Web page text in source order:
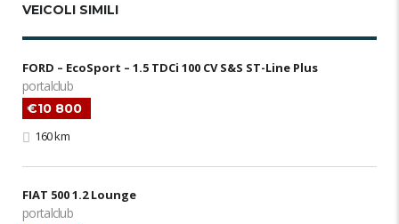
VEICOLI SIMILI
FORD – EcoSport – 1.5 TDCi 100 CV S&S ST-Line Plus
portalclub
€10 800
160 km
FIAT 500 1.2 Lounge
portalclub